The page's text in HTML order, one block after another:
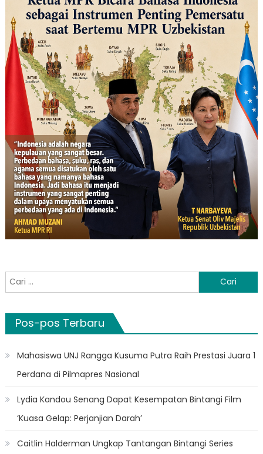
Cari
untuk:
Pos-pos Terbaru
Mahasiswa UNJ Rangga Kusuma Putra Raih Prestasi Juara 1
Perdana di Pilmapres Nasional
Lydia Kandou Senang Dapat Kesempatan Bintangi Film
‘Kuasa Gelap: Perjanjian Darah’
Caitlin Halderman Ungkap Tantangan Bintangi Series